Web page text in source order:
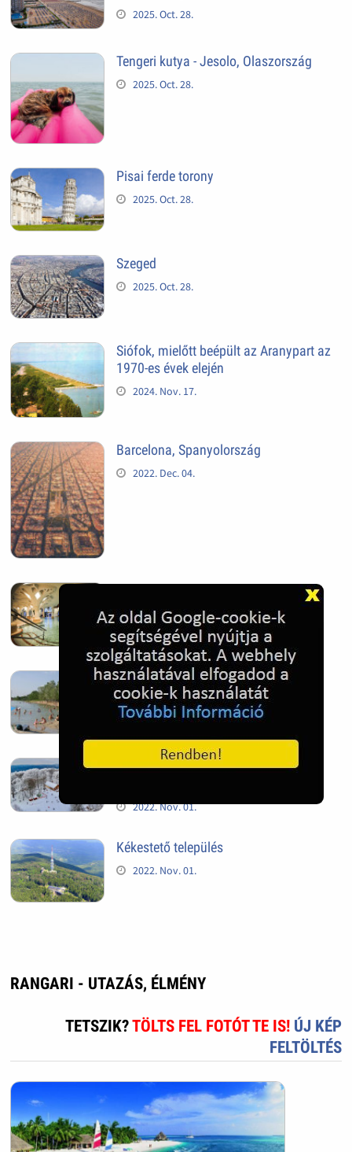
2025. Oct. 28.
Tengeri kutya - Jesolo, Olaszország
2025. Oct. 28.
Pisai ferde torony
2025. Oct. 28.
Szeged
2025. Oct. 28.
Siófok, mielőtt beépült az Aranypart az
1970-es évek elején
2024. Nov. 17.
Barcelona, Spanyolország
2022. Dec. 04.
2022. Nov. 01.
Sándorfalva, Nádastó
2022. Nov. 01.
Hóban gyakran gazdag télen a
2022. Nov. 01.
Kékestető település
2022. Nov. 01.
RANGARI - UTAZÁS, ÉLMÉNY
TETSZIK?TÖLTS FEL FOTÓT TE IS! ÚJ KÉP
FELTÖLTÉS